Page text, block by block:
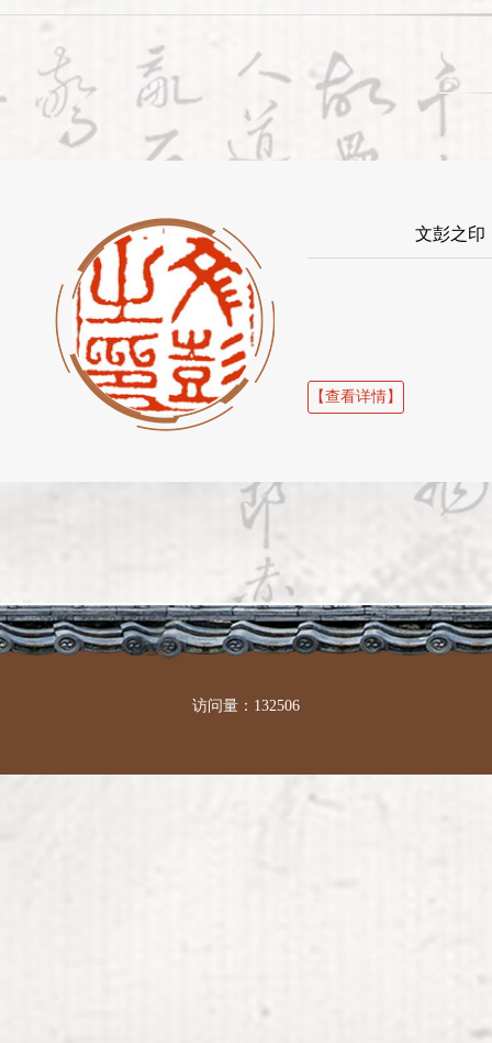
文彭之印
【查看详情】
访问量：132506